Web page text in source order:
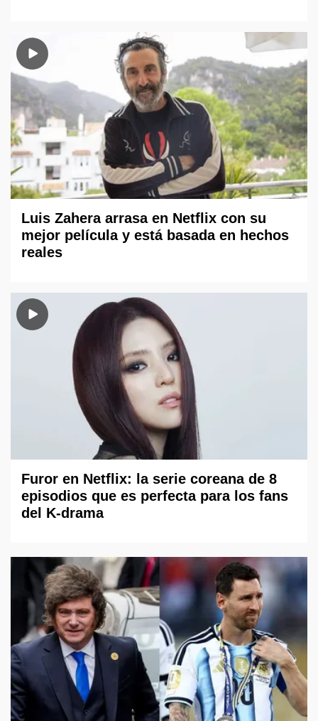
Luis Zahera arrasa en Netflix con su
mejor película y está basada en hechos
reales
Furor en Netflix: la serie coreana de 8
episodios que es perfecta para los fans
del K-drama